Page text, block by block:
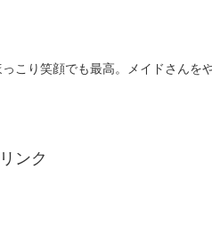
こり笑顔でも最高。メイドさんを
ンク